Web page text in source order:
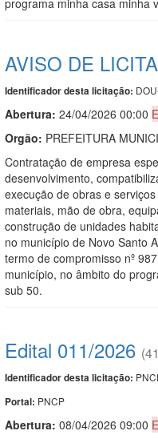
AVISO DE
Identificador desta licitação:
Abertura: 24/04/2026 00:00
Orgão: PREFEITURA
Contratação de empresa
desenvolvimento,
execução de obras e
materiais, mão de obra,
construção de unidades
no município de Novo Santo
termo de compromisso nº
município, no âmbito do
sub 50.
Edital 011/2026
Identificador desta licitação:
Portal: PNCP
Abertura: 08/04/2026 09:00